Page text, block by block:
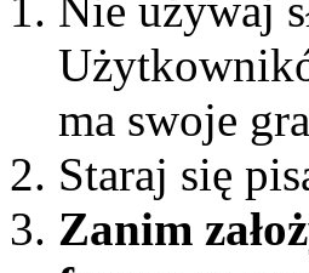
ma swoje
Staraj się
Zanim